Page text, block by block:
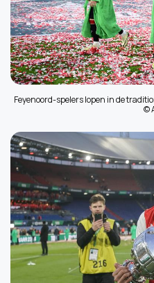
Feyenoord-spelers lopen in de
©